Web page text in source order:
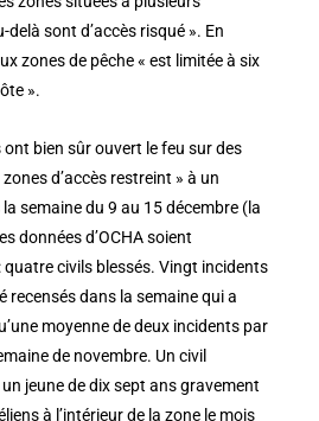
sont d’accès risqué ». En
zones de pêche « est limitée à six
».
bien sûr ouvert le feu sur des
d’accès restreint » à un
semaine du 9 au 15 décembre (la
données d’OCHA soient
civils blessés. Vingt incidents
recensés dans la semaine qui a
moyenne de deux incidents par
de novembre. Un civil
jeune de dix sept ans gravement
à l’intérieur de la zone le mois